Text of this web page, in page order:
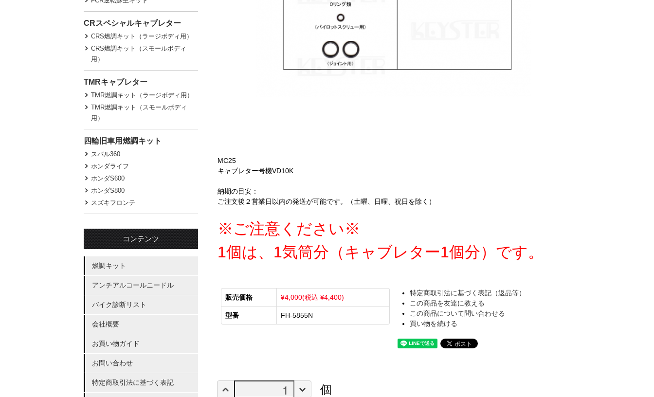
MC25
キャブレター号機VD10K
納期の目安：
ご注文後２営業日以内の発送が可能です。（土曜、日曜、祝日を除く）
※ご注意ください※
1個は、1気筒分（キャブレター1個分）です。
販売価格 ¥4,000(税込 ¥4,400)
型番 FH-5855N
特定商取引法に基づく表記（返品等）
この商品を友達に教える
この商品について問い合わせる
買い物を続ける
個
CRスペシャルキャブレター
CRS燃調キット（ラージボディ用）
CRS燃調キット（スモールボディ
用）
TMRキャブレター
TMR燃調キット（ラージボディ用）
TMR燃調キット（スモールボディ
用）
四輪旧車用燃調キット
スバル360
ホンダライフ
ホンダS600
ホンダS800
スズキフロンテ
コンテンツ
燃調キット
アンチアルコールニードル
バイク診断リスト
会社概要
お買い物ガイド
お問い合わせ
特定商取引法に基づく表記